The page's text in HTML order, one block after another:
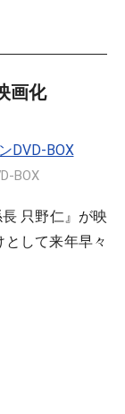
画化
BOX
只野仁』が映
して来年早々